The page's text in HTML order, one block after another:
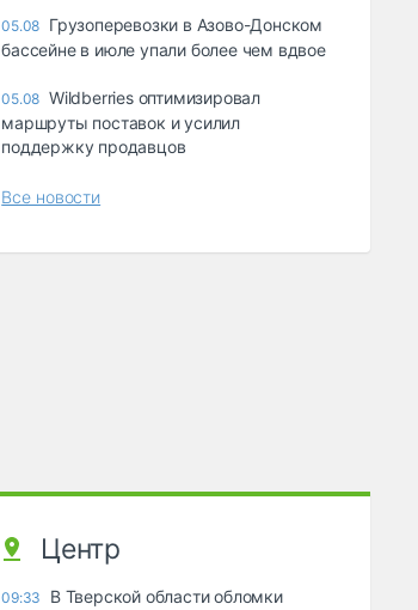
05.08 Грузоперевозки в Азово-Донском
бассейне в июле упали более чем вдвое
05.08 Wildberries оптимизировал
маршруты поставок и усилил
поддержку продавцов
Все новости
Центр
09:33
В Тверской области обломки